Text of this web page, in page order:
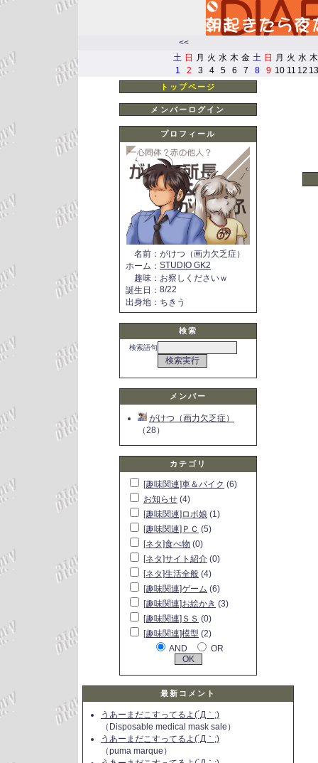
<<
土 日 月 火 水 木 金 土 日 月 火 水 木
1
2 3 4 5 6 7 8 9 10 11 12 13
トップページ
メンバーログイン
プロフィール
名前 ： がけつ（画力欠乏症）
ホーム ： STUDIO GK2
趣味 ： お察しくださいｗ
誕生日 ： 8/22
出身地 ： ちきう
検索
検索語句
メンバー
がけつ（画力欠乏症）
（28）
カテゴリ
[趣味関連]車＆バイク (6)
お知らせ (4)
[趣味関連]ロボ娘 (1)
[趣味関連]ＰＣ (5)
[ネタ]食べ物 (0)
[ネタ]サイト紹介 (0)
[ネタ]生活全般 (4)
[趣味関連]ゲーム (6)
[趣味関連]お絵かき (3)
[趣味関連]ＳＳ (0)
[趣味関連]模型 (2)
AND
OR
最新コメント
うあーまだこすってるよ(´Д｀;)
（Disposable medical mask sale）
うあーまだこすってるよ(´Д｀;)
（puma marque）